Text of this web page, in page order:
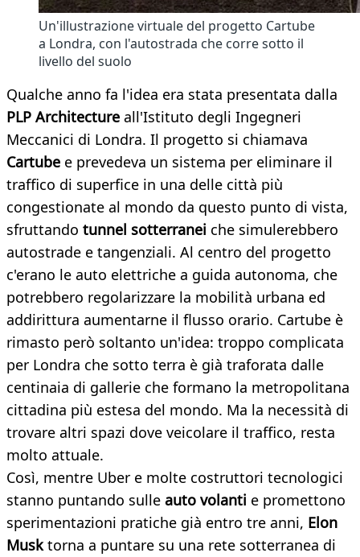
Un'illustrazione virtuale del progetto Cartube
a Londra, con l'autostrada che corre sotto il
livello del suolo
Qualche anno fa l'idea era stata presentata dalla
PLP Architecture all'Istituto degli Ingegneri
Meccanici di Londra. Il progetto si chiamava
Cartube e prevedeva un sistema per eliminare il
traffico di superfice in una delle città più
congestionate al mondo da questo punto di vista,
sfruttando tunnel sotterranei che simulerebbero
autostrade e tangenziali. Al centro del progetto
c'erano le auto elettriche a guida autonoma, che
potrebbero regolarizzare la mobilità urbana ed
addirittura aumentarne il flusso orario. Cartube è
rimasto però soltanto un'idea: troppo complicata
per Londra che sotto terra è già traforata dalle
centinaia di gallerie che formano la metropolitana
cittadina più estesa del mondo. Ma la necessità di
trovare altri spazi dove veicolare il traffico, resta
molto attuale.
Così, mentre Uber e molte costruttori tecnologici
stanno puntando sulle auto volanti e promettono
sperimentazioni pratiche già entro tre anni, Elon
Musktorna a puntare su una rete sotterranea di